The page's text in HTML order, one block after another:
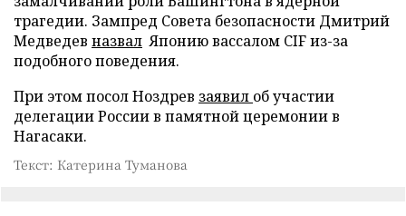
трагедии. Зампред Совета безопасности Дмитрий
Медведев назвал Японию вассалом CIF из-за
подобного поведения.
При этом посол Ноздрев заявил об участии
делегации России в памятной церемонии в
Нагасаки.
Текст: Катерина Туманова